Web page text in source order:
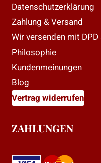
Datenschutzerklärung
Zahlung & Versand
Wir versenden mit DPD
Philosophie
Kundenmeinungen
Blog
Vertrag widerrufen
ZAHLUNGEN